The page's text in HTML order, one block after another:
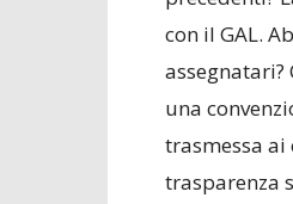
con il GAL.
assegnatari?
una
trasmessa ai
trasparenza